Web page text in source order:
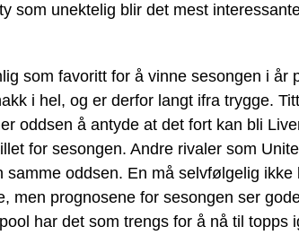
som unektelig blir det mest
som favoritt for å vinne sesongen i år
i hel, og er derfor langt ifra trygge.
oddsen å antyde at det fort kan bli
for sesongen. Andre rivaler som
oddsen. En må selvfølgelig ikke
men prognosene for sesongen ser
har det som trengs for å nå til topps